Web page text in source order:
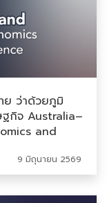
ย ว่าด้วยภูมิ
ฐกิจ Australia–
and
9 มิถุนายน 2569